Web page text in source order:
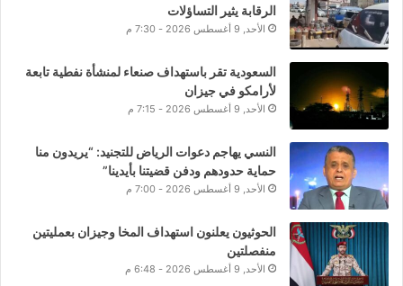
الرقابة يثير التساؤلات
الأحد, 9 أغسطس 2026 - 7:30 م
السعودية تقر باستهداف صنعاء لمنشأة نفطية تابعة
لأرامكو في جيزان
الأحد, 9 أغسطس 2026 - 7:15 م
النسي يهاجم دعوات الرياض للتجنيد: “يريدون منا
حماية حدودهم ودفن قضيتنا بأيدينا”
الأحد, 9 أغسطس 2026 - 7:00 م
الحوثيون يعلنون استهداف المخا وجيزان بعمليتين
منفصلتين
الأحد, 9 أغسطس 2026 - 6:48 م